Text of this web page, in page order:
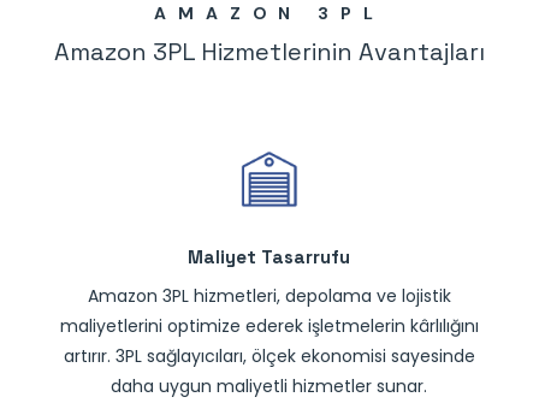
AMAZON 3PL
Amazon 3PL Hizmetlerinin Avantajları
Maliyet Tasarrufu
Amazon 3PL hizmetleri, depolama ve lojistik
maliyetlerini optimize ederek işletmelerin kârlılığını
artırır. 3PL sağlayıcıları, ölçek ekonomisi sayesinde
daha uygun maliyetli hizmetler sunar.